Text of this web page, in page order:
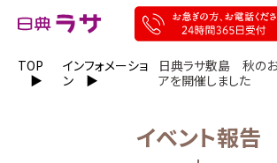
TOP
インフォメーショ
ン
日典ラサ敷島 秋の
アを開催しました
イベント報告